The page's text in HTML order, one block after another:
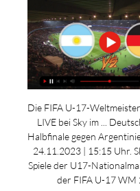
Die FIFA U-17-
LIVE bei Sky im ...
Halbfinale gegen
24.11.2023 | 15:15 Uhr.
Spiele der U17-
der FIFA U-17 WM